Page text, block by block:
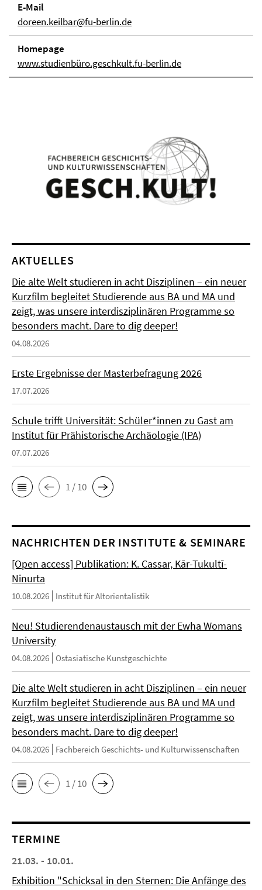
E-Mail
doreen.keilbar@fu-berlin.de
Homepage
www.studienbüro.geschkult.fu-berlin.de
AKTUELLES
Die alte Welt studieren in acht Disziplinen – ein neuer
Kurzfilm begleitet Studierende aus BA und MA und
zeigt, was unsere interdisziplinären Programme so
besonders macht. Dare to dig deeper!
04.08.2026
Erste Ergebnisse der Masterbefragung 2026
17.07.2026
Schule trifft Universität: Schüler*innen zu Gast am
Institut für Prähistorische Archäologie (IPA)
07.07.2026
1 / 10
NACHRICHTEN DER INSTITUTE & SEMINARE
[Open access] Publikation: K. Cassar, Kār-Tukultī-
Ninurta
10.08.2026 Institut für Altorientalistik
Neu! Studierendenaustausch mit der Ewha Womans
University
04.08.2026 Ostasiatische Kunstgeschichte
Die alte Welt studieren in acht Disziplinen – ein neuer
Kurzfilm begleitet Studierende aus BA und MA und
zeigt, was unsere interdisziplinären Programme so
besonders macht. Dare to dig deeper!
04.08.2026 Fachbereich Geschichts- und Kulturwissenschaften
1 / 10
TERMINE
21.03. - 10.01.
Exhibition "Schicksal in den Sternen: Die Anfänge des